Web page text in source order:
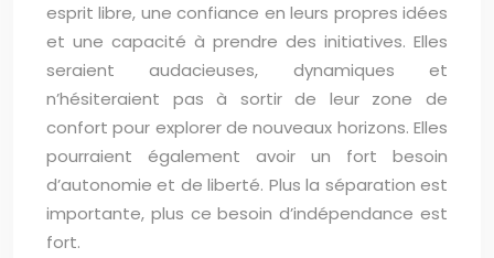
esprit libre, une confiance en leurs propres idées
et une capacité à prendre des initiatives. Elles
seraient audacieuses, dynamiques et
n’hésiteraient pas à sortir de leur zone de
confort pour explorer de nouveaux horizons. Elles
pourraient également avoir un fort besoin
d’autonomie et de liberté. Plus la séparation est
importante, plus ce besoin d’indépendance est
fort.